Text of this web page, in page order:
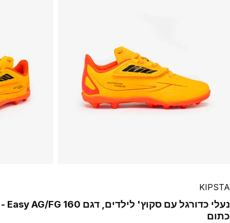
KIPSTA
נעלי כדורגל עם סקוץ' לילדים, דגם 160 Easy AG/FG -
כתום